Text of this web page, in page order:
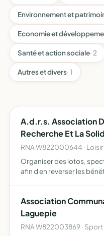
Environnement et
Economie et
Santé et action sociale· 2
Autres et divers· 1
A.d.r.s. Association
Recherche Et La
RNA W822000644 ·
Organiser des lotos,
afin d en reverser les
Association
Laguepie
RNA W822003869 · Sport